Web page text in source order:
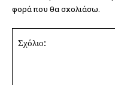
φορά που θα σχολιάσω.